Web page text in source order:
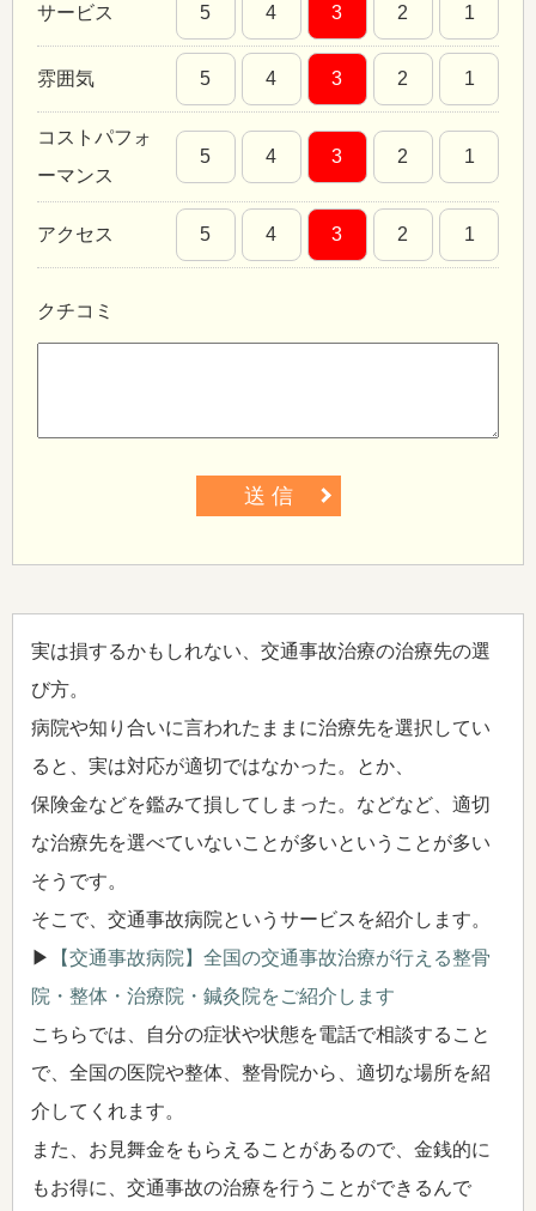
サービス 5 4 3 2 1
雰囲気 5 4 3 2 1
コストパフォ
ーマンス
5 4 3 2 1
アクセス 5 4 3 2 1
クチコミ
送 信
実は損するかもしれない、交通事故治療の治療先の選
び方。
病院や知り合いに言われたままに治療先を選択してい
ると、実は対応が適切ではなかった。とか、
保険金などを鑑みて損してしまった。などなど、適切
な治療先を選べていないことが多いということが多い
そうです。
そこで、交通事故病院というサービスを紹介します。
▶
【交通事故病院】全国の交通事故治療が行える整骨
院・整体・治療院・鍼灸院をご紹介します
こちらでは、自分の症状や状態を電話で相談すること
で、全国の医院や整体、整骨院から、適切な場所を紹
介してくれます。
また、お見舞金をもらえることがあるので、金銭的に
もお得に、交通事故の治療を行うことができるんで